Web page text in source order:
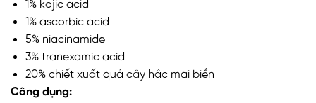
1% ascorbic acid
5% niacinamide
3% tranexamic acid
20% chiết xuất quả cây hắc mai biển
Công dụng: